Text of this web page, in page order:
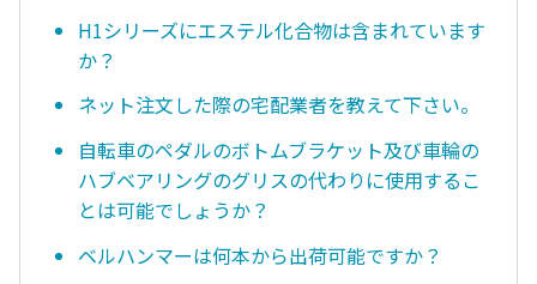
H1シリーズにエステル化合物は含まれています
か？
ネット注文した際の宅配業者を教えて下さい。
自転車のペダルのボトムブラケット及び車輪の
ハブベアリングのグリスの代わりに使用するこ
とは可能でしょうか？
ベルハンマーは何本から出荷可能ですか？